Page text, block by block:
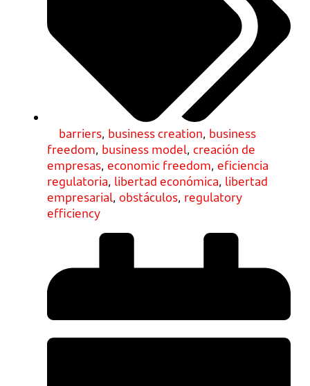
barriers, business creation, business
freedom, business model, creación de
empresas, economic freedom, eficiencia
regulatoria, libertad económica, libertad
empresarial, obstáculos, regulatory
efficiency